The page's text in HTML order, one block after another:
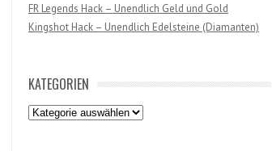
FR Legends Hack – Unendlich Geld und Gold
Kingshot Hack – Unendlich Edelsteine (Diamanten)
KATEGORIEN
Kategorien